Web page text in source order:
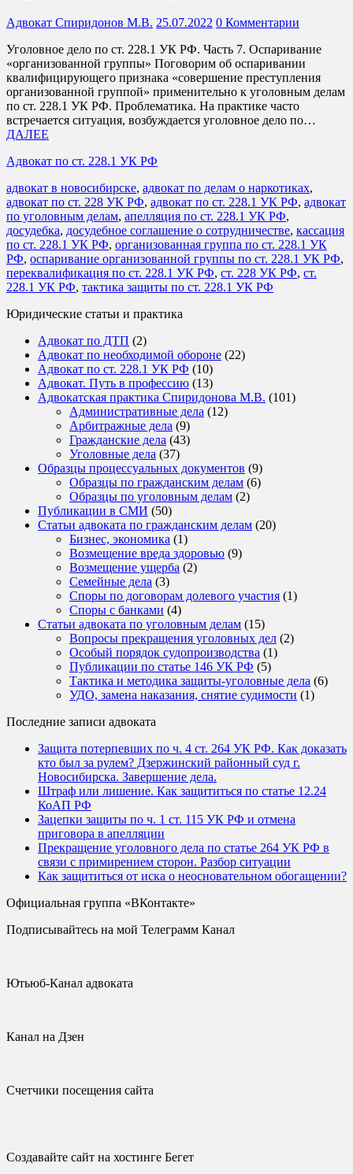
Адвокат Спиридонов М.В. 25.07.2022 0 Комментарии
Уголовное дело по ст. 228.1 УК РФ. Часть 7. Оспаривание
«организованной группы» Поговорим об оспаривании
квалифицирующего признака «совершение преступления
организованной группой» применительно к уголовным делам
по ст. 228.1 УК РФ. Проблематика. На практике часто
встречается ситуация, возбуждается уголовное дело по…
ДАЛЕЕ
Адвокат по ст. 228.1 УК РФ
адвокат в новосибирске, адвокат по делам о наркотиках,
адвокат по ст. 228 УК РФ, адвокат по ст. 228.1 УК РФ, адвокат
по уголовным делам, апелляция по ст. 228.1 УК РФ,
досудебка, досудебное соглашение о сотрудничестве, кассация
по ст. 228.1 УК РФ, организованная группа по ст. 228.1 УК
РФ, оспаривание организованной группы по ст. 228.1 УК РФ,
переквалификация по ст. 228.1 УК РФ, ст. 228 УК РФ, ст.
228.1 УК РФ, тактика защиты по ст. 228.1 УК РФ
Юридические статьи и практика
Адвокат по ДТП (2)
Адвокат по необходимой обороне (22)
Адвокат по ст. 228.1 УК РФ (10)
Адвокат. Путь в профессию (13)
Адвокатская практика Спиридонова М.В. (101)
Административные дела (12)
Арбитражные дела (9)
Гражданские дела (43)
Уголовные дела (37)
Образцы процессуальных документов (9)
Образцы по гражданским делам (6)
Образцы по уголовным делам (2)
Публикации в СМИ (50)
Статьи адвоката по гражданским делам (20)
Бизнес, экономика (1)
Возмещение вреда здоровью (9)
Возмещение ущерба (2)
Семейные дела (3)
Споры по договорам долевого участия (1)
Споры с банками (4)
Статьи адвоката по уголовным делам (15)
Вопросы прекращения уголовных дел (2)
Особый порядок судопроизводства (1)
Публикации по статье 146 УК РФ (5)
Тактика и методика защиты-уголовные дела (6)
УДО, замена наказания, снятие судимости (1)
Последние записи адвоката
Защита потерпевших по ч. 4 ст. 264 УК РФ. Как доказать
кто был за рулем? Дзержинский районный суд г.
Новосибирска. Завершение дела.
Штраф или лишение. Как защититься по статье 12.24
КоАП РФ
Зацепки защиты по ч. 1 ст. 115 УК РФ и отмена
приговора в апелляции
Прекращение уголовного дела по статье 264 УК РФ в
связи с примирением сторон. Разбор ситуации
Как защититься от иска о неосновательном обогащении?
Официальная группа «ВКонтакте»
Подписывайтесь на мой Телеграмм Канал
Ютьюб-Канал адвоката
Канал на Дзен
Счетчики посещения сайта
Создавайте сайт на хостинге Бегет